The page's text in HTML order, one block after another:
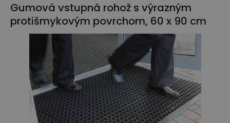
Gumová vstupná rohož s výrazným
protišmykovým povrchom, 60 x 90 cm